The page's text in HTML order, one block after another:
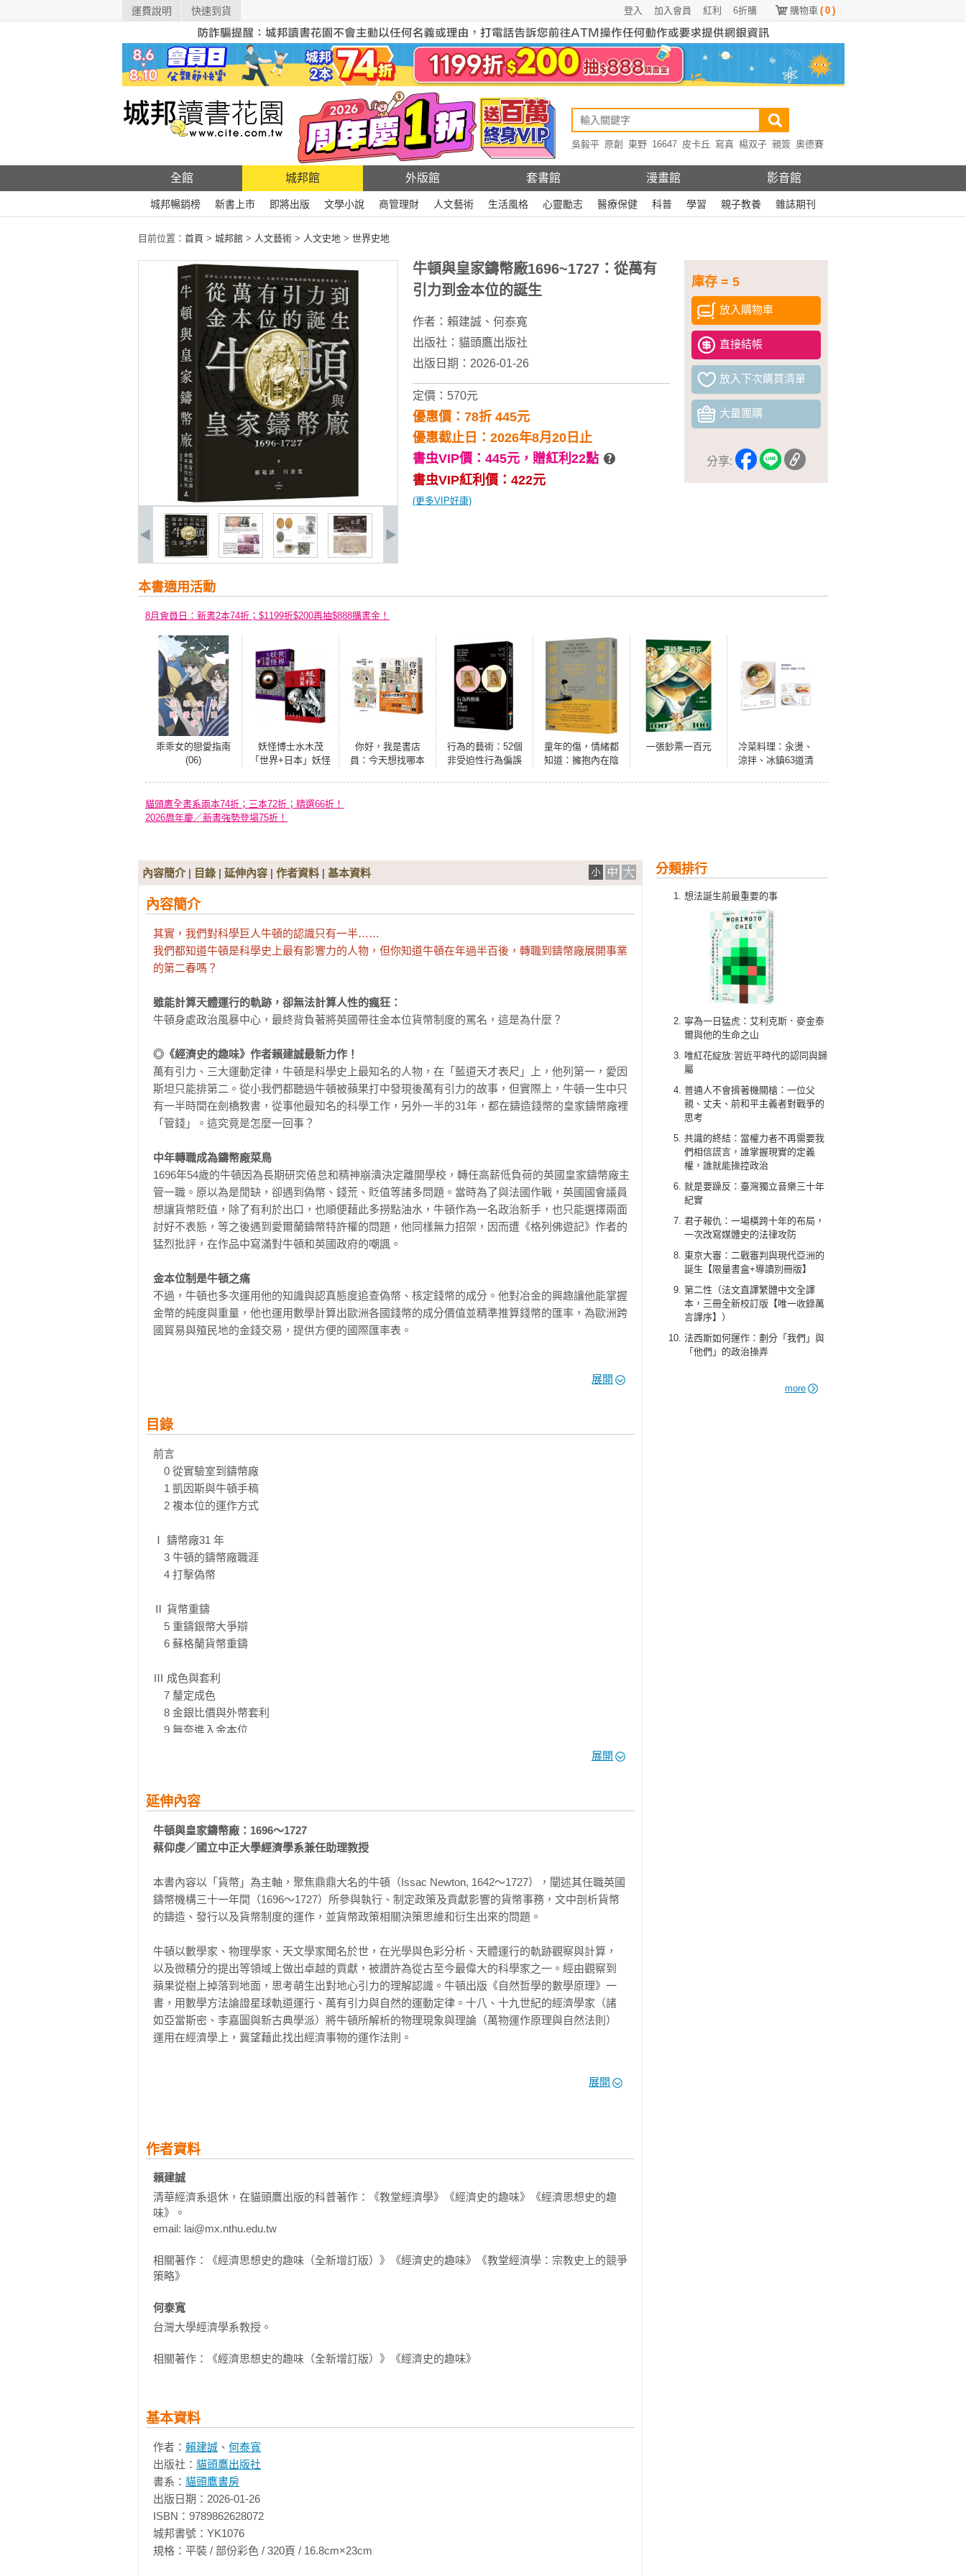
運費說明 快速到貨 購物車 ( 0 )
6折購
紅利
加入會員
登入
吳毅平 原創 東野 16647 皮卡丘 寫真 楊双子 親簽 奧德賽
全館 城邦館 外版館 套書館 漫畫館 影音館
城邦暢銷榜 新書上市 即將出版 文學小說 商管理財 人文藝術 生活風格 心靈勵志 醫療保健 科普 學習 親子教養 雜誌期刊
目前位置： 首頁 > 城邦館 > 人文藝術 > 人文史地 > 世界史地
庫存 = 5
放入購物車
直接結帳
放入下次購買清單
大量團購
分享:
牛頓與皇家鑄幣廠1696~1727：從萬有
引力到金本位的誕生
作者： 賴建誠 、 何泰寬
出版社： 貓頭鷹出版社
出版日期：2026-01-26
定價：570元
優惠價：78折 445元
優惠截止日：2026年8月20日止
書虫VIP價：445元， 贈紅利22點
書虫VIP紅利價：422元
(更多VIP好康)
本書適用活動
8月會員日：新書2本74折；$1199折$200再抽$888購書金！
乖乖女的戀愛指南
(06)
妖怪博士水木茂
「世界+日本」妖怪
國寶大師、鬼太郎
作者授權全彩圖鑑
你好，我是書店
員：今天想找哪本
行為的藝術：52個
非受迫性行為偏誤
童年的傷，情緒都
知道：擁抱內在陰
一張鈔票一百元
冷菜料理：汆燙、
涼拌、冰鎮63道清
貓頭鷹全書系兩本74折；三本72折；精選66折！
2026周年慶／新書強勢登場75折！
分類排行
想法誕生前最重要的事
寧為一日猛虎：艾利克斯．麥金泰
爾與他的生命之山
唯紅花綻放:習近平時代的認同與歸
屬
普通人不會揹著機關槍：一位父
親、丈夫、前和平主義者對戰爭的
思考
共識的終結：當權力者不再需要我
們相信謊言，誰掌握現實的定義
權，誰就能操控政治
就是要躁反：臺灣獨立音樂三十年
紀實
君子報仇：一場橫跨十年的布局，
一次改寫媒體史的法律攻防
東京大審：二戰審判與現代亞洲的
誕生【限量書盒+導讀別冊版】
第二性（法文直譯繁體中文全譯
本，三冊全新校訂版【唯一收錄萬
言譯序】）
法西斯如何運作：劃分「我們」與
「他們」的政治操弄
more
內容簡介| 目錄 | 延伸內容 | 作者資料 | 基本資料
內容簡介
其實，我們對科學巨人牛頓的認識只有一半……
我們都知道牛頓是科學史上最有影響力的人物，但你知道牛頓在年過半百後，轉職到鑄幣廠展開事業
的第二春嗎？
雖能計算天體運行的軌跡，卻無法計算人性的瘋狂：
牛頓身處政治風暴中心，最終背負著將英國帶往金本位貨幣制度的罵名，這是為什麼？
◎《經濟史的趣味》作者賴建誠最新力作！
萬有引力、三大運動定律，牛頓是科學史上最知名的人物，在「藍道天才表尺」上，他列第一，愛因
斯坦只能排第二。從小我們都聽過牛頓被蘋果打中發現後萬有引力的故事，但實際上，牛頓一生中只
有一半時間在劍橋教書，從事他最知名的科學工作，另外一半的31年，都在鑄造錢幣的皇家鑄幣廠裡
「管錢」。這究竟是怎麼一回事？
中年轉職成為鑄幣廠菜鳥
1696年54歲的牛頓因為長期研究倦怠和精神崩潰決定離開學校，轉任高薪低負荷的英國皇家鑄幣廠主
管一職。原以為是閒缺，卻遇到偽幣、錢荒、貶值等諸多問題。當時為了與法國作戰，英國國會議員
想讓貨幣貶值，除了有利於出口，也順便藉此多撈點油水，牛頓作為一名政治新手，也只能選擇兩面
討好不表態，等之後遇到愛爾蘭鑄幣特許權的問題，他同樣無力招架，因而遭《格列佛遊記》作者的
猛烈批評，在作品中寫滿對牛頓和英國政府的嘲諷。
金本位制是牛頓之痛
不過，牛頓也多次運用他的知識與認真態度追查偽幣、核定錢幣的成分。他對冶金的興趣讓他能掌握
金幣的純度與重量，他也運用數學計算出歐洲各國錢幣的成分價值並精準推算錢幣的匯率，為歐洲跨
國貿易與殖民地的金錢交易，提供方便的國際匯率表。
條才終於被廢棄，很多學者認為金本位制無助應付經濟危機，並將金本位的失敗歸咎於牛頓算錯了，
歸咎於他。
從科學界到名利場，不只看最著名的廠長牛頓有何下場
這段經歷讓他原本過度耗損的前半生，得到充沛的活力與社會參與，也讓這位最偉大的科學家，周遊
於政治與名利之中，成為英國皇家鑄幣廠史上最知名廠長。此外，讀者也將能透過牛頓的經歷，認識
成為大英帝國前夕的英國貨幣制度，尤其最終走向金本位，不僅是政治妥協的結果，更展現了制度演
的微觀演化史。
展開
目錄
前言
0 從實驗室到鑄幣廠
1 凱因斯與牛頓手稿
2 複本位的運作方式
Ⅰ 鑄幣廠31 年
3 牛頓的鑄幣廠職涯
4 打擊偽幣
Ⅱ 貨幣重鑄
5 重鑄銀幣大爭辯
6 蘇格蘭貨幣重鑄
Ⅲ 成色與套利
7 釐定成色
8 金銀比價與外幣套利
9 無奈進入金本位
11 綏夫特關鍵挺身
總結　比科學更有成就？
展開
延伸內容
牛頓與皇家鑄幣廠：1696～1727
蔡仰虔／國立中正大學經濟學系兼任助理教授
本書內容以「貨幣」為主軸，聚焦鼎鼎大名的牛頓（Issac Newton, 1642〜1727），闡述其任職英國
鑄幣機構三十一年間（1696〜1727）所參與執行、制定政策及貢獻影響的貨幣事務，文中剖析貨幣
的鑄造、發行以及貨幣制度的運作，並貨幣政策相關決策思維和衍生出來的問題。
牛頓以數學家、物理學家、天文學家聞名於世，在光學與色彩分析、天體運行的軌跡觀察與計算，
以及微積分的提出等領域上做出卓越的貢獻，被讚許為從古至今最偉大的科學家之一。經由觀察到
蘋果從樹上掉落到地面，思考萌生出對地心引力的理解認識。牛頓出版《自然哲學的數學原理》一
書，用數學方法論證星球軌道運行、萬有引力與自然的運動定律。十八、十九世紀的經濟學家（諸
如亞當斯密、李嘉圖與新古典學派）將牛頓所解析的物理現象與理論（萬物運作原理與自然法則）
運用在經濟學上，冀望藉此找出經濟事物的運作法則。
於基督教神學、聖經研究和鍊金術（alchemy）。從觀察大自然及天體運行中，牛頓讚嘆浩瀚的宇
頓針對貴重金屬的熔鑄，其精密度、純度的掌握上有所心得，也為其之後在鑄幣廠進行造幣時帶來
幫助。
經過三十多年的大學學術工作，1696年牛頓在曾經是他學生，時擔任財政部長的查爾斯．蒙塔格引
薦下，進入英格蘭皇家鑄幣廠（Royal Mint），擔任鑄幣廠的督導，之後於1700年起擔任廠長，一直
到1727年離世。年55歲的牛頓開始進入鑄幣廠時，剛好遇到英格蘭政府決定推動貨幣重鑄。1696年
1696）。
面額的鈔票），使用黃金、白銀、銅等貴金屬材料鑄成貨幣。其特點之一就是這些貴金屬既可以用
來鑄幣，其本身也具有商品的屬性，熔鑄成貨幣後，就出現了貨幣的名義價值和金屬本身實質價值
況。此外，社會上出現所謂的「大剪刀」（clippers），投機者會故意打磨貨幣，包括裁剪、削邊，
務，英國政府刻意降低硬幣的金屬成分含量（包括成色、純度等），鑄造出實質價值與鑄幣面值不
相符合的貨幣。譬如在1688年，英格蘭銀幣中的含銀量是88%，到了與法國「九年戰爭」（1689〜
1697）後期的1695年，鑄幣中的含銀量已下經降到50%。雖然其貨幣面值沒有改變，但帶來的卻是
貨幣購買力下降（出現幣值下降、物價水準上漲的情形），這等於是國王向人民收取了「鑄幣稅」
（seigniorage）。另外，社會上也出現成色不符合標準的偽幣鑄造與流通使用。這些情形造成嚴重
後果是，市場上出現金屬含量（成色）不足的劣質貨幣，劣幣被人們在交易中使用，而純度高、成
色足的良幣反而被保留，或被熔化成金屬塊。結果劣幣充斥市面、良幣退出市場，造成出現稱之為
展開
作者資料
賴建誠
清華經濟系退休，在貓頭鷹出版的科普著作：《教堂經濟學》《經濟史的趣味》《經濟思想史的趣
味》。
email: lai@mx.nthu.edu.tw
相關著作：《經濟思想史的趣味（全新增訂版）》《經濟史的趣味》《教堂經濟學：宗教史上的競爭
策略》
何泰寬
台灣大學經濟學系教授。
相關著作：《經濟思想史的趣味（全新增訂版）》《經濟史的趣味》
基本資料
作者： 賴建誠 、 何泰寬
出版社： 貓頭鷹出版社
書系： 貓頭鷹書房
出版日期：2026-01-26
ISBN：9789862628072
城邦書號：YK1076
規格：平裝 / 部份彩色 / 320頁 / 16.8cm×23cm